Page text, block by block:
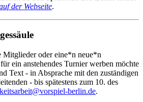
der Webseite.
Mitglieder oder eine*n neue*n
ein anstehendes Turnier werben möchte
Text ‑ in Absprache mit den zuständigen
- bis spätestens zum 10. des
berlin.de.